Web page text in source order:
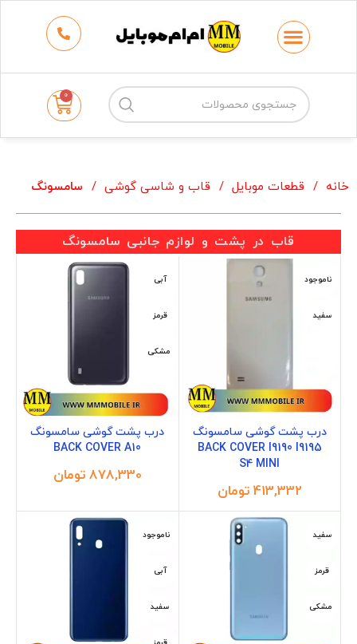
0
خانه قطعات موبایل قاب و شاسی گوشی سامسونگ
قاب در پشت و لوازم جانبی سامسونگ
ناموجود
سفید
درب پشت گوشی سامسونگ
BACK COVER I9190 I9195
S4 MINI
تومان
آبی
قرمز
مشکی
درب پشت گوشی سامسونگ
BACK COVER A10
تومان
سفید
قرمز
مشکی
ناموجود
آبی
سفید
حتما قبل از خرید جهت اطمینان از موجودی و
قیمت با فروشگاه تماس بگیرید.
02166707189